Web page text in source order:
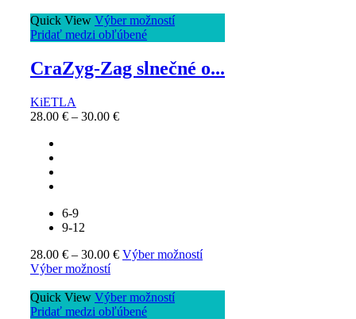
Quick View Výber možností
Pridať medzi obľúbené
CraZyg-Zag slnečné o...
KiETLA
28.00 € – 30.00 €
6-9
9-12
28.00 € – 30.00 € Výber možností
Výber možností
Quick View Výber možností
Pridať medzi obľúbené